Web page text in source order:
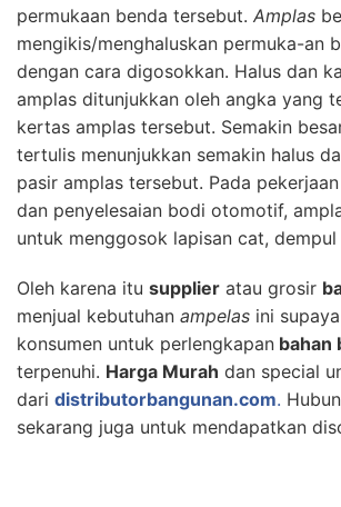
permukaan benda tersebut. Amplas
mengikis/menghaluskan permuka-an
dengan cara digosokkan. Halus dan
amplas ditunjukkan oleh angka yang
kertas amplas tersebut. Semakin
tertulis menunjukkan semakin halus
pasir amplas tersebut. Pada
dan penyelesaian bodi otomotif,
untuk menggosok lapisan cat,
Oleh karena itu supplier atau grosir
menjual kebutuhan ampelas ini
konsumen untuk perlengkapan bahan
terpenuhi. Harga Murah dan special
dari distributorbangunan.com.
sekarang juga untuk mendapatkan